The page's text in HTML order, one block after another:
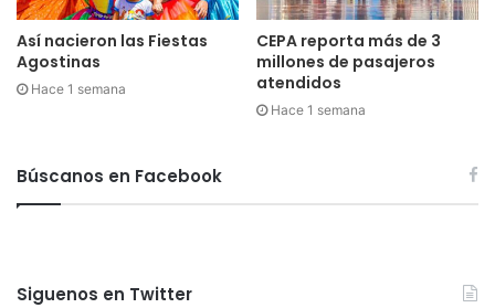
Así nacieron las Fiestas
Agostinas
Hace 1 semana
CEPA reporta más de 3
millones de pasajeros
atendidos
Hace 1 semana
Búscanos en Facebook
Siguenos en Twitter